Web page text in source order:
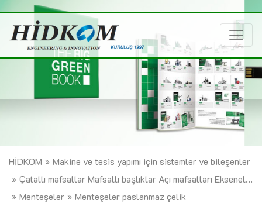
HİDKOM
Makine ve tesis yapımı için sistemler ve bileşenler
Çatallı mafsallar Mafsallı başlıklar Açı mafsalları Eksenel...
Menteşeler
Menteşeler paslanmaz çelik